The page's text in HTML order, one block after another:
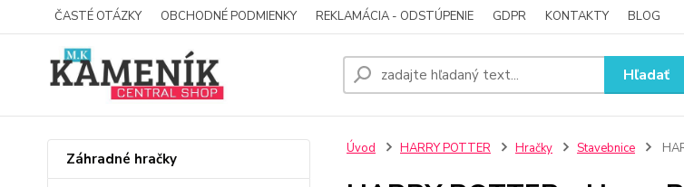
ČASTÉ OTÁZKY OBCHODNÉ PODMIENKY REKLAMÁCIA - ODSTÚPENIE GDPR KONTAKTY BLOG
Hľadať
Záhradné hračky
Úvod HARRY POTTER Hračky Stavebnice